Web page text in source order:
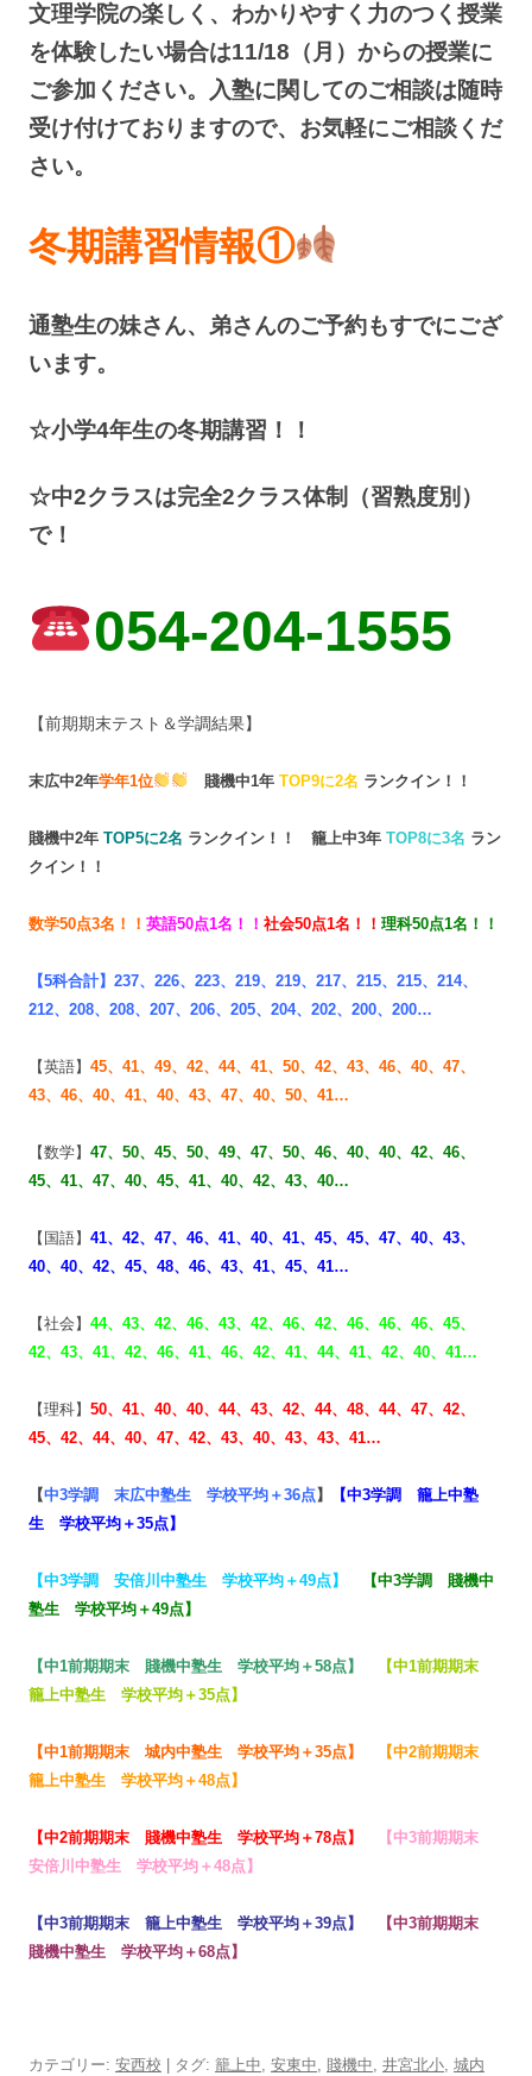
文理学院の楽しく、わかりやすく力のつく授業
を体験したい場合は11/18（月）からの授業に
ご参加ください。入塾に関してのご相談は随時
受け付けておりますので、お気軽にご相談くだ
さい。
冬期講習情報①
通塾生の妹さん、弟さんのご予約もすでにござ
います。
☆小学4年生の冬期講習！！
☆中2クラスは完全2クラス体制（習熟度別）
で！
054-204-1555
【前期期末テスト＆学調結果】
末広中2年学年1位 賤機中1年TOP9に2名 ランクイン！！
賤機中2年 TOP5に2名 ランクイン！！ 籠上中3年 TOP8に3名 ラン
クイン！！
数学50点3名！！ 英語50点1名！！ 社会50点1名！！ 理科50点1名！！
【5科合計】237、226、223、219、219、217、215、215、214、
212、208、208、207、206、205、204、202、200、200…
【英語】 45、41、49、42、44、 41、50、42、43、46、 40、47、
43、46、40、 41、40、43、47、40、50、41…
【数学】 47、50、 45、50、49、47、50、46、 40、40、42、46、
45、 41、47、40、45、41、 40、42、43、40…
【国語】 41、42、47、46、41、 40、41、45、45、47、 40、43、
40、40、42、45、48、46、43、41、45、41…
【社会】 44、43、42、46、43、42、46、42、46、46、46、45、
42、43、41、42、46、41、46、42、41、44、41、42、40、41…
【理科】 50、41、40、40、44、43、42、44、48、44、47、 42、
45、42、44、40、47、42、43、40、43、43、41…
【中3学調 末広中塾生 学校平均＋36点】 【中3学調 籠上中塾
生 学校平均＋35点】
【中3学調 安倍川中塾生 学校平均＋49点】 【中3学調 賤機中
塾生 学校平均＋49点】
【中1前期期末 賤機中塾生 学校平均＋58点】 【中1前期期末
籠上中塾生 学校平均＋35点】
【中1前期期末 城内中塾生 学校平均＋35点】 【中2前期期末
籠上中塾生 学校平均＋48点】
【中2前期期末 賤機中塾生 学校平均＋78点】 【中3前期期末
安倍川中塾生 学校平均＋48点 】
【中3前期期末 籠上中塾生 学校平均＋39点】 【中3前期期末
賤機中塾生 学校平均＋68点】
カテゴリー: 安西校 | タグ: 籠上中, 安東中, 賤機中, 井宮北小, 城内